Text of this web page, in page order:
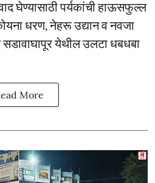
घेण्यासाठी पर्यकांची हाऊसफुल्ल
धरण, नेहरू उद्यान व नवजा
येथील उलटा धबधबा
More